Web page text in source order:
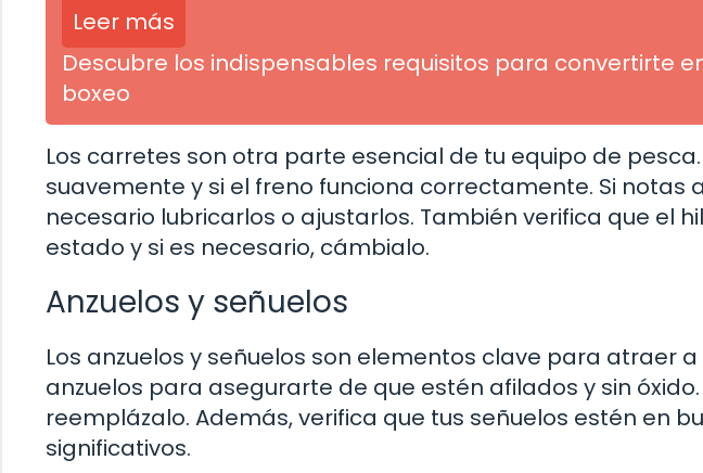
Leer más
Descubre los indispensables requisitos para convertirte
boxeo
Los carretes son otra parte esencial de tu equipo de
suavemente y si el freno funciona correctamente. Si notas
necesario lubricarlos o ajustarlos. También verifica que el
estado y si es necesario, cámbialo.
Anzuelos y señuelos
Los anzuelos y señuelos son elementos clave para atraer
anzuelos para asegurarte de que estén afilados y sin
reemplázalo. Además, verifica que tus señuelos estén en
significativos.